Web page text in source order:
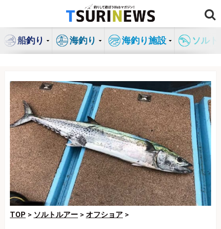
ン
船釣り 海釣り 海釣り施設 ソル
TOP > ソルトルアー > オフショア >